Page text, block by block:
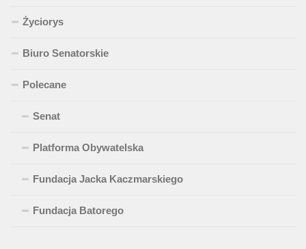
Życiorys
Biuro Senatorskie
Polecane
Senat
Platforma Obywatelska
Fundacja Jacka Kaczmarskiego
Fundacja Batorego